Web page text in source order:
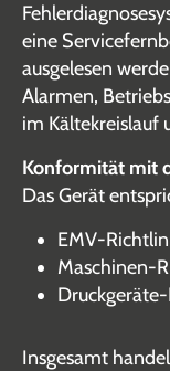
eine
ausgelesen
Alarmen,
im Kältekreislauf
Konformität mit
Das Gerät
EMV-
Maschinen-
Insgesamt